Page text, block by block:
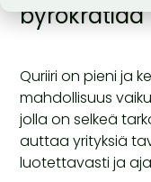
byrokratiaa
Quriiri on pieni ja
mahdollisuus
jolla on selkeä
auttaa yrityksiä
luotettavasti ja